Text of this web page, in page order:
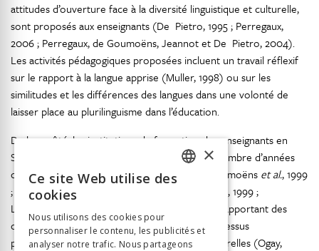
attitudes d’ouverture face à la diversité linguistique et culturelle,
sont proposés aux enseignants (De Pietro, 1995 ; Perregaux,
2006 ; Perregaux, de Goumoëns, Jeannot et De Pietro, 2004).
Les activités pédagogiques proposées incluent un travail réflexif
sur le rapport à la langue apprise (Muller, 1998) ou sur les
similitudes et les différences des langues dans une volonté de
laisser place au plurilinguisme dans l’éducation.
De leur côté, les institutions de formation des enseignants en
Suisse intègrent également depuis un certain nombre d’années
ces préoccupations (Allemann-Ghionda, de Goumoëns et al., 1999
; Allemann-Ghionda, Perregaux et de Goumoëns, 1999 ;
Lanfranchi, Perregaux et Thommen, 2000), en apportant des
connaissances sur les migrations et sur les processus
psychosociaux à l’œuvre en situations interculturelles (Ogay,
ITALIAN
×
Ce site Web utilise des
cookies
Nous utilisons des cookies pour
personnaliser le contenu, les publicités et
analyser notre trafic. Nous partageons